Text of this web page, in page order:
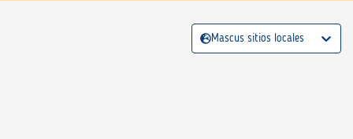
Mascus sitios locales